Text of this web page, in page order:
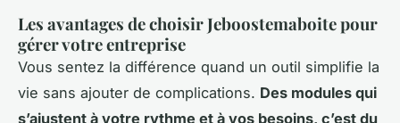
Les avantages de choisir Jeboostemaboite pour
gérer votre entreprise
Vous sentez la différence quand un outil simplifie la
vie sans ajouter de complications. Des modules qui
s’ajustent à votre rythme et à vos besoins, c’est du